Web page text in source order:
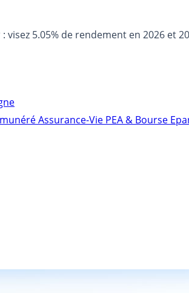
visez 5.05% de rendement en 2026 et
Assurance-Vie PEA & Bourse